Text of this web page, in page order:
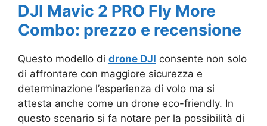
DJI Mavic 2 PRO Fly More
Combo: prezzo e recensione
Questo modello di drone DJI consente non solo
di affrontare con maggiore sicurezza e
determinazione l’esperienza di volo ma si
attesta anche come un drone eco-friendly. In
questo scenario si fa notare per la possibilità di